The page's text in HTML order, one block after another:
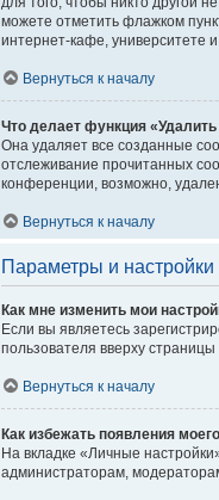
можете отметить флажком
интернет-кафе, университете и
Вернуться к началу
Что делает функция
Она удаляет все созданные
отслеживание прочитанных
конференции, возможно,
Вернуться к началу
Параметры и настройки
Как мне изменить мои
Если вы являетесь
пользователя вверху
Вернуться к началу
Как избежать появления
На вкладке «Личные
администраторам,